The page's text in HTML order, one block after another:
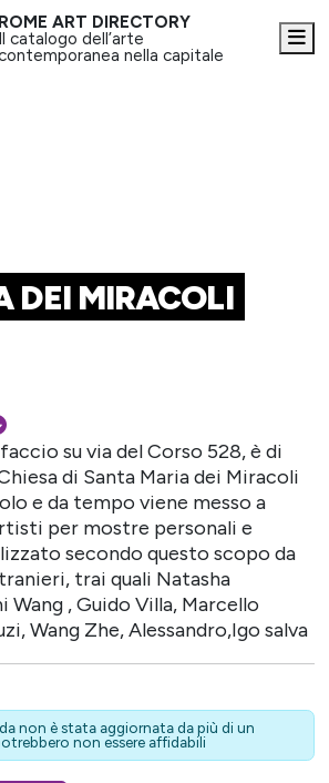
ROME ART DIRECTORY
Il catalogo dell’arte
nella capitale
DEI MIRACOLI
su via del Corso 528, è di
di Santa Maria dei Miracoli
e da tempo viene messo a
per mostre personali e
secondo questo scopo da
trai quali Natasha
Wang , Guido Villa, Marcello
Wang Zhe, Alessandro,Igo salva
non è stata aggiornata da più di un
non essere affidabili